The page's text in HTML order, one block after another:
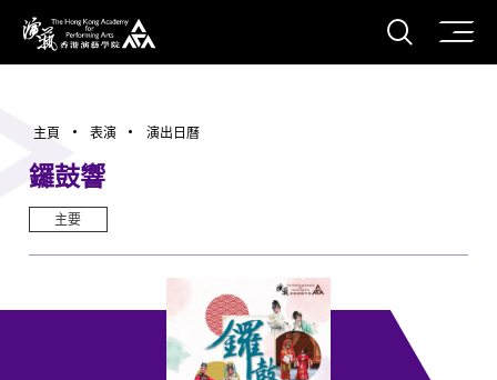
香港演藝學院
打開
主頁 表演 演出日曆
鑼鼓響
主要